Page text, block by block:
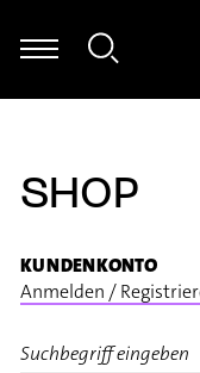
- Thomas
SHOP
KUNDENKONTO
Anmelden /